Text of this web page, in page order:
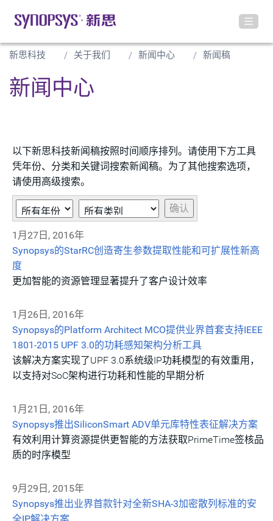
新思科技 关于我们 新闻中心 新闻稿
新闻中心
以下新思科技新闻稿按照时间顺序排列。请使用下方工具
凭年份、分类和关键词搜索新闻稿。为了其他搜索选项，
请使用高级搜索。
Year
类
别
关
键
确认
1月27日, 2016年
Synopsys的StarRC创造寄生参数提取性能和可扩展性新高
度
更加智能的资源管理显著提升了客户设计效率
1月26日, 2016年
Synopsys的Platform Architect MCO提供业界首套支持IEEE
1801-2015 UPF 3.0的功耗感知架构分析工具
该解决方案实现了UPF 3.0系统级IP功耗模型的有效重用，
以支持对SoC架构进行功耗和性能的早期分析
1月21日, 2016年
Synopsys推出SiliconSmart ADV单元库特性表征解决方案
有效利用计算资源提供更智能的方法获取PrimeTime签核品
质的时序模型
9月29日, 2015年
Synopsys推出业界首款针对全新SHA-3加密散列标准的安